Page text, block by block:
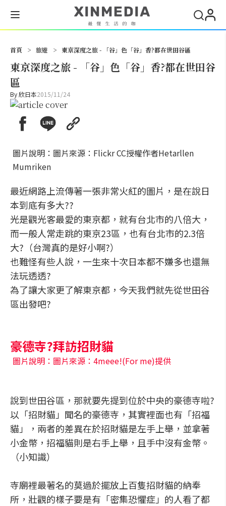
首頁 > 旅遊 > 東京深度之旅 - 「谷」色「谷」香?都在世田谷區
東京深度之旅 - 「谷」色「谷」香?都在世田谷
區
By欣日本2015/11/24
圖片說明：圖片來源：Flickr CC授權作者Hetarllen
Mumriken
最近網路上流傳著一張非常火紅的圖片，是在說日
本到底有多大??
光是觀光客最愛的東京都，就有台北市的八倍大，
而一般人常走跳的東京23區，也有台北市的2.3倍
大?（台灣真的是好小啊?）
也難怪有些人說，一生來十次日本都不嫌多也還無
法玩透透?
為了讓大家更了解東京都，今天我們就先從世田谷
區出發吧?
豪德寺?拜訪招財貓
圖片說明：圖片來源：4meee!(For me)提供
說到世田谷區，那就要先提到位於中央的豪德寺啦?
以「招財貓」聞名的豪德寺，其實裡面也有「招福
貓」，兩者的差異在於招財貓是左手上舉，並拿著
小金幣，招福貓則是右手上舉，且手中沒有金幣。
（小知識）
寺廟裡最著名的莫過於擺放上百隻招財貓的納奉
所，壯觀的樣子要是有「密集恐懼症」的人看了都